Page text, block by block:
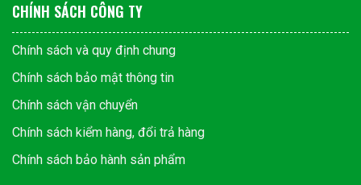
CHÍNH SÁCH CÔNG TY
Chính sách và quy định chung
Chính sách bảo mật thông tin
Chính sách vận chuyển
Chính sách kiểm hàng, đổi trả hàng
Chính sách bảo hành sản phẩm